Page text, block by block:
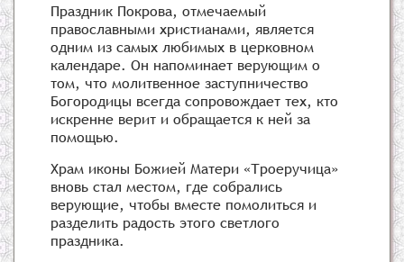
Праздник Покрова, отмечаемый
православными христианами, является
одним из самых любимых в церковном
календаре. Он напоминает верующим о
том, что молитвенное заступничество
Богородицы всегда сопровождает тех, кто
искренне верит и обращается к ней за
помощью.
Храм иконы Божией Матери «Троеручица»
вновь стал местом, где собрались
верующие, чтобы вместе помолиться и
разделить радость этого светлого
праздника.